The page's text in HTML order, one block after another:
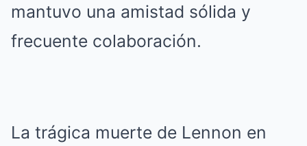
mantuvo una amistad sólida y
frecuente colaboración.
La trágica muerte de Lennon en